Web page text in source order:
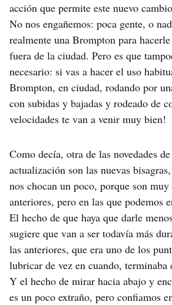
acción que permite este nuevo
No nos engañemos: poca gente, o
realmente una Brompton para
fuera de la ciudad. Pero es que
necesario: si vas a hacer el uso
Brompton, en ciudad, rodando por
con subidas y bajadas y rodeado de
velocidades te van a venir muy bien!
Como decía, otra de las novedades
actualización son las nuevas
nos chocan un poco, porque son
anteriores, pero en las que podemos
El hecho de que haya que darle
sugiere que van a ser todavía más
las anteriores, que era uno de los
lubricar de vez en cuando, terminaba
Y el hecho de mirar hacia abajo y
es un poco extraño, pero confiamos